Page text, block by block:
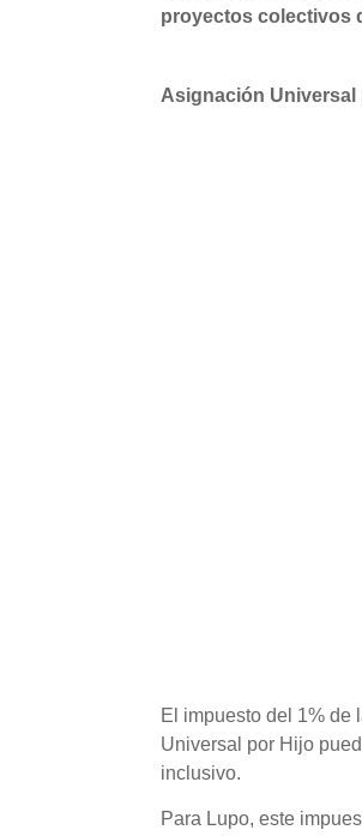
proyectos colectivos
Asignación Universal
El impuesto del 1% de
Universal por Hijo
inclusivo.
Para Lupo, este